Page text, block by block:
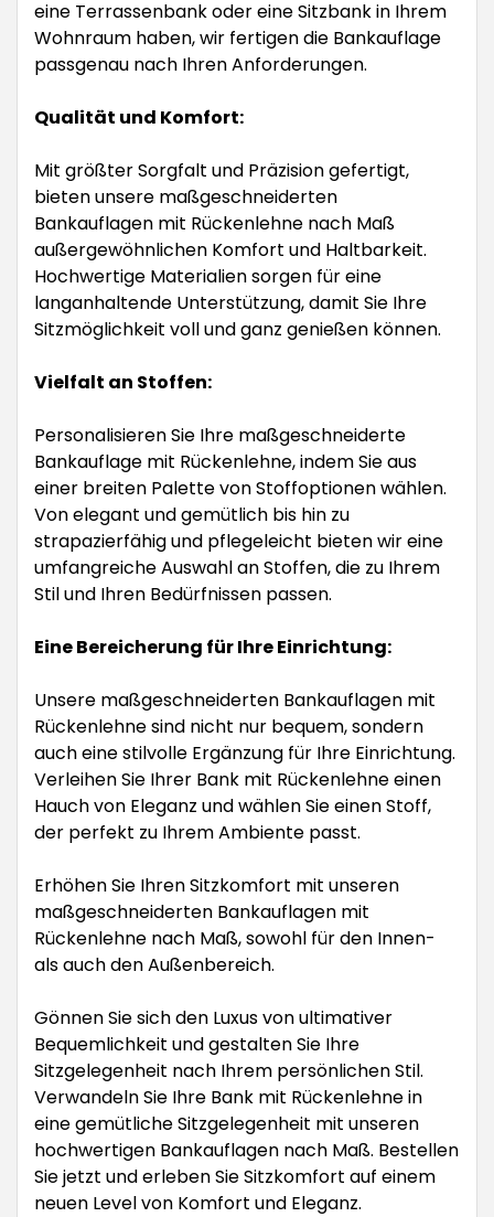
eine Terrassenbank oder eine Sitzbank in Ihrem
Wohnraum haben, wir fertigen die Bankauflage
passgenau nach Ihren Anforderungen.
Qualität und Komfort:
Mit größter Sorgfalt und Präzision gefertigt,
bieten unsere maßgeschneiderten
Bankauflagen mit Rückenlehne nach Maß
außergewöhnlichen Komfort und Haltbarkeit.
Hochwertige Materialien sorgen für eine
langanhaltende Unterstützung, damit Sie Ihre
Sitzmöglichkeit voll und ganz genießen können.
Vielfalt an Stoffen:
Personalisieren Sie Ihre maßgeschneiderte
Bankauflage mit Rückenlehne, indem Sie aus
einer breiten Palette von Stoffoptionen wählen.
Von elegant und gemütlich bis hin zu
strapazierfähig und pflegeleicht bieten wir eine
umfangreiche Auswahl an Stoffen, die zu Ihrem
Stil und Ihren Bedürfnissen passen.
Eine Bereicherung für Ihre Einrichtung:
Unsere maßgeschneiderten Bankauflagen mit
Rückenlehne sind nicht nur bequem, sondern
auch eine stilvolle Ergänzung für Ihre Einrichtung.
Verleihen Sie Ihrer Bank mit Rückenlehne einen
Hauch von Eleganz und wählen Sie einen Stoff,
der perfekt zu Ihrem Ambiente passt.
Erhöhen Sie Ihren Sitzkomfort mit unseren
maßgeschneiderten Bankauflagen mit
Rückenlehne nach Maß, sowohl für den Innen-
als auch den Außenbereich.
Gönnen Sie sich den Luxus von ultimativer
Bequemlichkeit und gestalten Sie Ihre
Sitzgelegenheit nach Ihrem persönlichen Stil.
Verwandeln Sie Ihre Bank mit Rückenlehne in
eine gemütliche Sitzgelegenheit mit unseren
hochwertigen Bankauflagen nach Maß. Bestellen
Sie jetzt und erleben Sie Sitzkomfort auf einem
neuen Level von Komfort und Eleganz.